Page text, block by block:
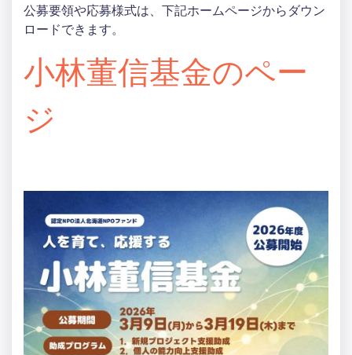
公募要領や応募様式は、下記ホームページからダウン
ロードできます。
小林董信基金のペー
ジ